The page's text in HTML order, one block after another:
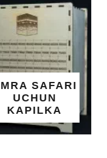
INTEX EASY
SET BASSEYN
| 183X51 SM |
OSON
O'RNATILUVCHI
YOZGI
SALQINLIK VA
MAROQ